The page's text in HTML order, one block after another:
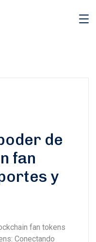
de
fan
y
fan tokens
Conectando